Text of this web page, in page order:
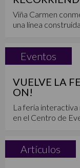
Viña Carmen
una línea
Eventos
VUELVE LA
ON!
La feria interactiva
en el Centro de
Artículos